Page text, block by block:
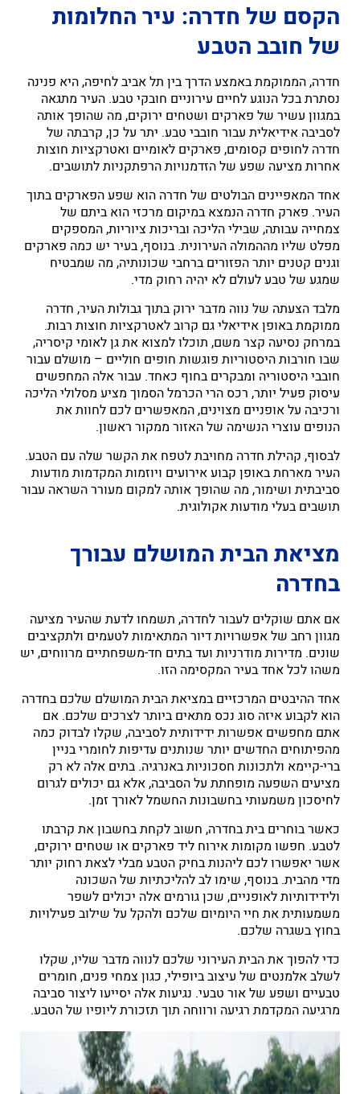
הקסם של חדרה: עיר החלומות
של חובב הטבע
חדרה, הממוקמת באמצע הדרך בין תל אביב לחיפה, היא פנינה
נסתרת בכל הנוגע לחיים עירוניים חובקי טבע. העיר מתגאה
במגוון עשיר של פארקים ושטחים ירוקים, מה שהופך אותה
לסביבה אידיאלית עבור חובבי טבע. יתר על כן, קרבתה של
חדרה לחופים קסומים, פארקים לאומיים ואטרקציות חוצות
אחרות מציעה שפע של הזדמנויות הרפתקניות לתושבים.
אחד המאפיינים הבולטים של חדרה הוא שפע הפארקים בתוך
העיר. פארק חדרה הנמצא במיקום מרכזי הוא ביתם של
צמחייה עבותה, שבילי הליכה ובריכות ציוריות, המספקים
מפלט שליו מההמולה העירונית. בנוסף, בעיר יש כמה פארקים
וגנים קטנים יותר הפזורים ברחבי שכונותיה, מה שמבטיח
שמגע של טבע לעולם לא יהיה רחוק מדי.
מלבד הצעתה של נווה מדבר ירוק בתוך גבולות העיר, חדרה
ממוקמת באופן אידיאלי גם קרוב לאטרקציות חוצות רבות.
במרחק נסיעה קצר משם, תוכלו למצוא את גן לאומי קיסריה,
שבו חורבות היסטוריות פוגשות חופים חוליים – מושלם עבור
חובבי היסטוריה ומבקרים בחוף כאחד. עבור אלה המחפשים
עיסוק פעיל יותר, רכס הרי הכרמל הסמוך מציע מסלולי הליכה
ורכיבה על אופניים מצוינים, המאפשרים לכם לחוות את
הנופים עוצרי הנשימה של האזור ממקור ראשון.
לבסוף, קהילת חדרה מחויבת לטפח את הקשר שלה עם הטבע.
העיר מארחת באופן קבוע אירועים ויוזמות המקדמות מודעות
סביבתית ושימור, מה שהופך אותה למקום מעורר השראה עבור
תושבים בעלי מודעות אקולוגית.
מציאת הבית המושלם עבורך
בחדרה
אם אתם שוקלים לעבור לחדרה, תשמחו לדעת שהעיר מציעה
מגוון רחב של אפשרויות דיור המתאימות לטעמים ולתקציבים
שונים. מדירות מודרניות ועד בתים חד-משפחתיים מרווחים, יש
משהו לכל אחד בעיר המקסימה הזו.
אחד ההיבטים המרכזיים במציאת הבית המושלם שלכם בחדרה
הוא לקבוע איזה סוג נכס מתאים ביותר לצרכים שלכם. אם
אתם מחפשים אפשרות ידידותית לסביבה, שקלו לבדוק כמה
מהפיתוחים החדשים יותר שנותנים עדיפות לחומרי בניין
ברי-קיימא ולתכונות חסכוניות באנרגיה. בתים אלה לא רק
מציעים השפעה מופחתת על הסביבה, אלא גם יכולים לגרום
לחיסכון משמעותי בחשבונות החשמל לאורך זמן.
כאשר בוחרים בית בחדרה, חשוב לקחת בחשבון את קרבתו
לטבע. חפשו מקומות אירוח ליד פארקים או שטחים ירוקים,
אשר יאפשרו לכם ליהנות בחיק הטבע מבלי לצאת רחוק יותר
מדי מהבית. בנוסף, שימו לב להליכתיות של השכונה
ולידידותיות לאופניים, שכן גורמים אלה יכולים לשפר
משמעותית את חיי היומיום שלכם ולהקל על שילוב פעילויות
בחוץ בשגרה שלכם.
כדי להפוך את הבית העירוני שלכם לנווה מדבר שליו, שקלו
לשלב אלמנטים של עיצוב ביופילי, כגון צמחי פנים, חומרים
טבעיים ושפע של אור טבעי. נגיעות אלה יסייעו ליצור סביבה
מרגיעה המקדמת רגיעה ורווחה תוך תזכורת ליופיו של הטבע.